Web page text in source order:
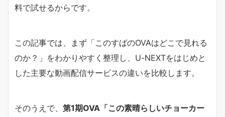
料で試せるからです。
この記事では、まず「このすばのOVAはどこで見れる
のか？」をわかりやすく整理し、U-NEXTをはじめと
した主要な動画配信サービスの違いを比較します。
そのうえで、 第1期OVA「この素晴らしいチョーカー